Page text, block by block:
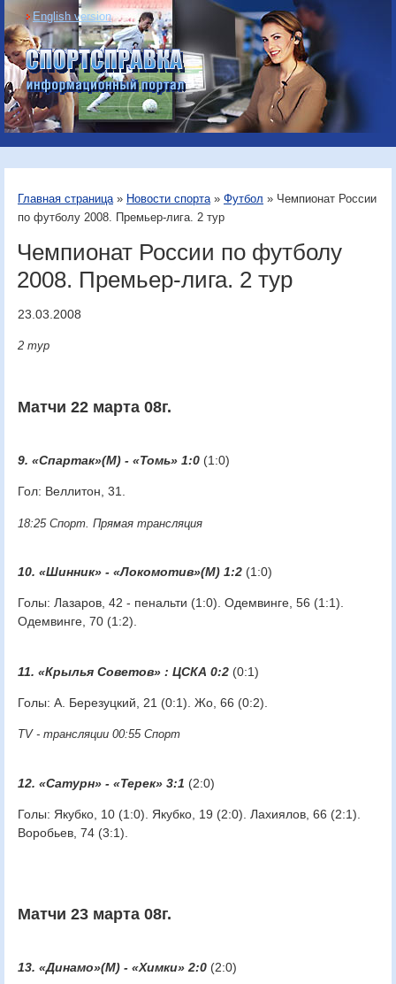
English version
Информационный
портал «Спортсправка»
Главная страница» Новости спорта» Футбол » Чемпионат России
по футболу 2008. Премьер-лига. 2 тур
Чемпионат России по футболу
2008. Премьер-лига. 2 тур
23.03.2008
2 тур
Матчи 22 марта 08г.
9. «Спартак»(М) - «Томь» 1:0 (1:0)
Гол: Веллитон, 31.
18:25 Спорт. Прямая трансляция
10. «Шинник» - «Локомотив»(М) 1:2 (1:0)
Голы: Лазаров, 42 - пенальти (1:0). Одемвинге, 56 (1:1).
Одемвинге, 70 (1:2).
11. «Крылья Советов» : ЦСКА 0:2 (0:1)
Голы: А. Березуцкий, 21 (0:1). Жо, 66 (0:2).
TV - трансляции 00:55 Спорт
12. «Сатурн» - «Терек» 3:1 (2:0)
Голы: Якубко, 10 (1:0). Якубко, 19 (2:0). Лахиялов, 66 (2:1).
Воробьев, 74 (3:1).
Матчи 23 марта 08г.
13. «Динамо»(М) - «Химки» 2:0 (2:0)